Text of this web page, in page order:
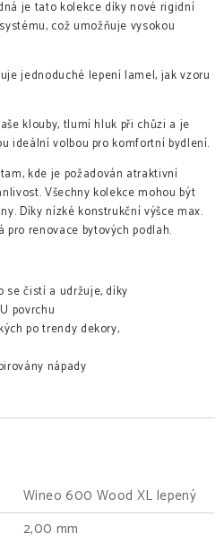
je tato kolekce díky nové rigidní
což umožňuje vysokou
jednoduché lepení lamel, jak vzoru
klouby, tlumí hluk při chůzi a je
ideální volbou pro komfortní bydlení.
kde je požadován atraktivní
Všechny kolekce mohou být
Díky nízké konstrukční výšce max.
renovace bytových podlah.
se čistí a udržuje, díky
povrchu
po trendy dekory,
nápady
Wineo 600 Wood XL lepený
2,00 mm